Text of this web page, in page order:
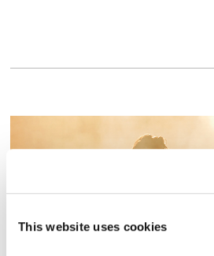
This website uses cookies